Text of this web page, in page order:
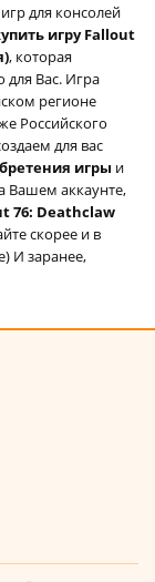
для консолей
игру Fallout
, которая
для Вас. Игра
регионе
Российского
для вас
игры и
Вашем аккаунте,
76: Deathclaw
скорее и в
И заранее,